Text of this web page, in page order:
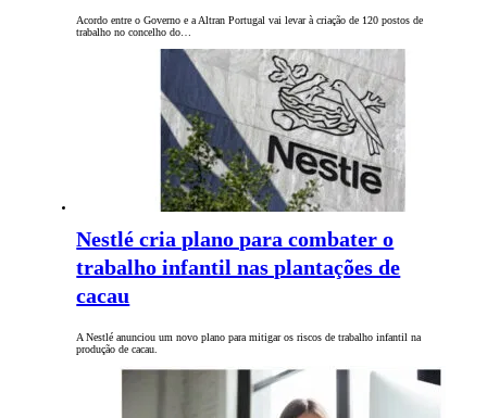
Acordo entre o Governo e a Altran Portugal vai levar à criação de 120 postos de
trabalho no concelho do…
Nestlé cria plano para combater o
trabalho infantil nas plantações de
cacau
A Nestlé anunciou um novo plano para mitigar os riscos de trabalho infantil na
produção de cacau.